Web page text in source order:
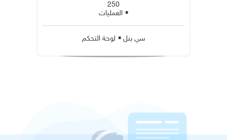
250
▪ العمليات
سي بنل ▪ لوحة التحكم